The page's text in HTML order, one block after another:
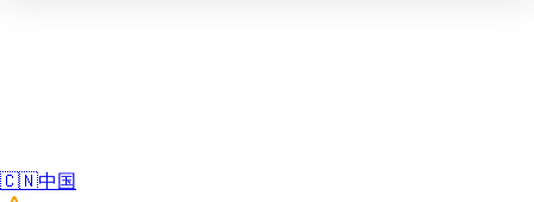
🇨🇳中国